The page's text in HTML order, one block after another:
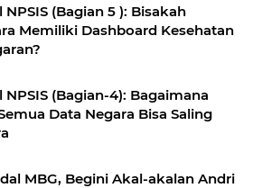
NPSIS (Bagian 5 ): Bisakah
Memiliki Dashboard Kesehatan
NPSIS (Bagian-4): Bagaimana
Data Negara Bisa Saling
MBG, Begini Akal-akalan Andri